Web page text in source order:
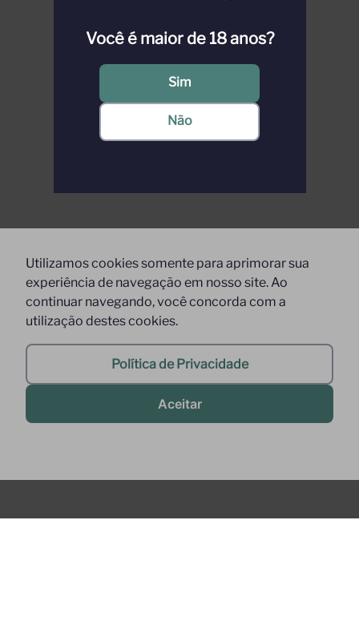
Utilizamos cookies somente para aprimorar sua
experiência de navegação em nosso site. Ao
continuar navegando, você concorda com a
utilização destes cookies.
Política de Privacidade
Aceitar
Você é maior de 18 anos?
Sim
Não